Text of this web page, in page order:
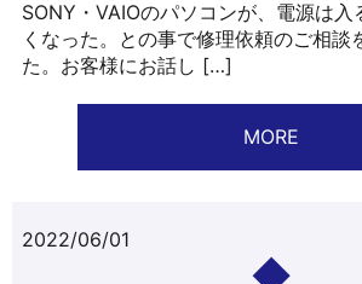
SONY・VAIOのパソコンが、電源は入
くなった。との事で修理依頼のご相談
た。お客様にお話し […]
MORE
2022/06/01